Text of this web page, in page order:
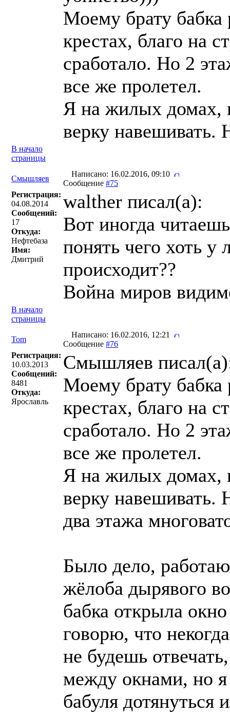
Моему брату бабка
крестах, благо на
сработало. Но 2
все же пролетел.
Я на жилых домах,
верку навешивать.
В начало
страницы
Смышляев
Написано: 16.02.2016, 09:10
Сообщение #75
Регистрация:
04.08.2014
Сообщений:
17
Откуда:
Нефтебаза
Имя:
Дмитрий
walther писал(a):
Вот иногда
понять чего хоть у
происходит??
Война миров
В начало
страницы
Tom
Написано: 16.02.2016, 12:21
Сообщение #76
Регистрация:
10.03.2013
Сообщений:
8481
Откуда:
Ярославль
Смышляев
Моему брату бабка
крестах, благо на
сработало. Но 2
все же пролетел.
Я на жилых домах,
верку навешивать.
два этажа
Было дело,
жёлоба дырявого
бабка открыла
говорю, что
не будешь
между окнами, но я
бабуля дотянуться